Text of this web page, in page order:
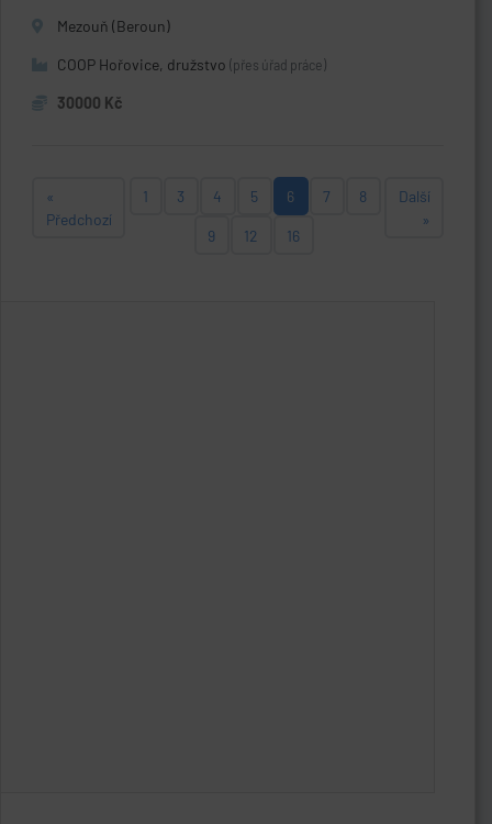
Mezouň (Beroun)
COOP Hořovice, družstvo (přes úřad práce)
30000 Kč
«
Předchozí
1 3 4 5 6 7 8
9 12 16
Další
»